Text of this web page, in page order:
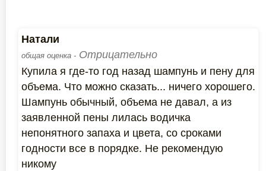
Натали
общая оценка - Отрицательно
Купила я где-то год назад шампунь и пену для
объема. Что можно сказать... ничего хорошего.
Шампунь обычный, объема не давал, а из
заявленной пены лилась водичка
непонятного запаха и цвета, со сроками
годности все в порядке. Не рекомендую
никому